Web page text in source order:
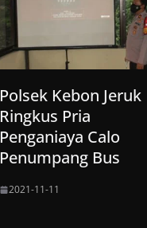
Polsek Kebon Jeruk
Ringkus Pria
Penganiaya Calo
Penumpang Bus
2021-11-11